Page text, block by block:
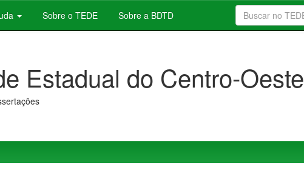
Sobre o TEDE Sobre a BDTD
Estadual do Centro-Oeste